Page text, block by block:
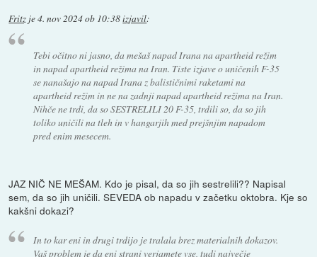
Fritz je4. nov 2024 ob 10:38izjavil:
Tebi očitno ni jasno, da mešaš napad Irana na apartheid režim
in napad apartheid režima na Iran. Tiste izjave o uničenih F-35
se nanašajo na napad Irana z balističnimi raketami na
apartheid režim in ne na zadnji napad apartheid režima na Iran.
Nihče ne trdi, da so SESTRELILI 20 F-35, trdili so, da so jih
toliko uničili na tleh in v hangarjih med prejšnjim napadom
pred enim mesecem.
JAZ NIČ NE MEŠAM. Kdo je pisal, da so jih sestrelili?? Napisal
sem, da so jih uničili. SEVEDA ob napadu v začetku oktobra. Kje so
kakšni dokazi?
In to kar eni in drugi trdijo je tralala brez materialnih dokazov.
Vaš problem je da eni strani verjamete vse, tudi največje